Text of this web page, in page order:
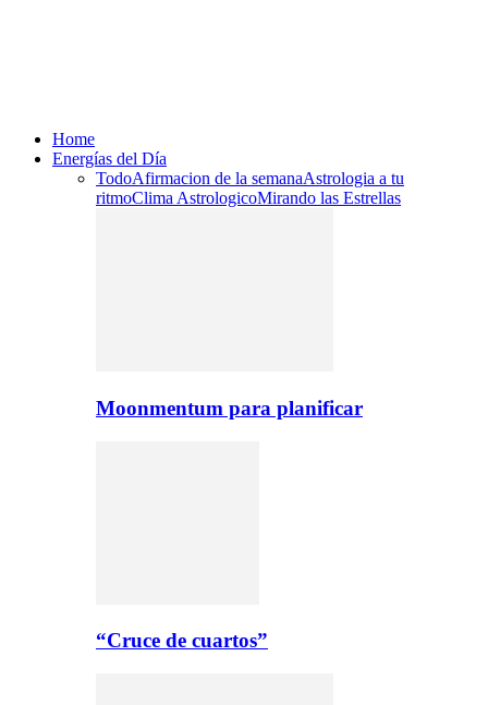
Home
Energías del Día
TodoAfirmacion de la semanaAstrologia a tu
ritmoClima AstrologicoMirando las Estrellas
Moonmentum para planificar
“Cruce de cuartos”